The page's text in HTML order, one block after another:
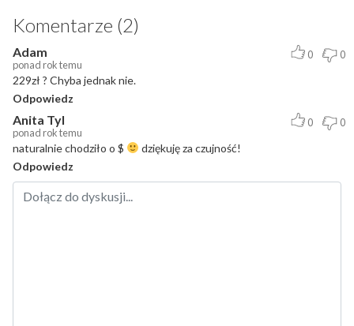
Komentarze (2)
Adam
ponad rok temu
0 0
229zł ? Chyba jednak nie.
Odpowiedz
Anita Tyl
ponad rok temu
0 0
naturalnie chodziło o $
dziękuję za czujność!
Odpowiedz